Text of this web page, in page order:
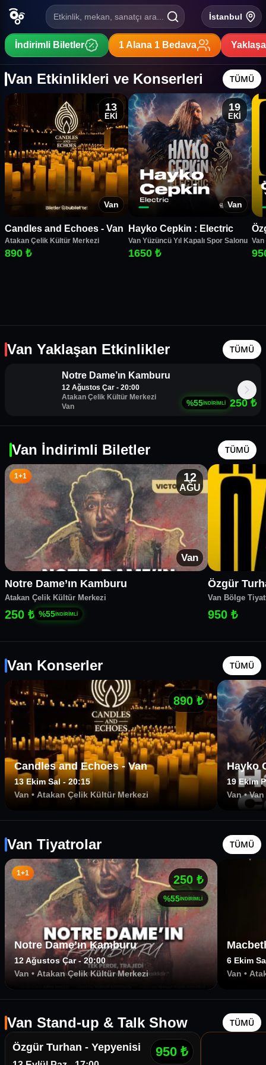
Etkinlik, mekan, sanatçı ara... İstanbul
İndirimli Biletler 1 Alana 1 Bedava
Van Etkinlikleri ve Konserleri TÜMÜ
13
EKİ
Van
Candles and Echoes - Van
Atakan Çelik Kültür Merkezi
890 ₺
19
EKİ
Van
Hayko Cepkin : Electric
Van Yüzüncü Yıl Kapalı Spor Salonu
1650 ₺
Van Yaklaşan Etkinlikler TÜMÜ
Notre Dame’ın Kamburu
12 Ağustos Çar - 20:00
Atakan Çelik Kültür Merkezi
Van
%55İNDİRİMLİ 250₺
Van İndirimli Biletler TÜMÜ
12
AĞU
Van
1+1
Notre Dame’ın Kamburu
Atakan Çelik Kültür Merkezi
250 ₺ %55İNDİRİMLİ
Özgür
Van Bölge
950 ₺
Van Konserler TÜMÜ
890₺
Candles and Echoes - Van
13 Ekim Sal - 20:15
Van• Atakan Çelik Kültür Merkezi
Hayko
19 Ekim
Van•
Van Tiyatrolar TÜMÜ
1+1 250 ₺
%55İNDİRİMLİ
Notre Dame’ın Kamburu
12 Ağustos Çar - 20:00
Van • Atakan Çelik Kültür Merkezi
6 Ekim
Van •
Van Stand-up & Talk Show TÜMÜ
950 ₺
Van
Özgür Turhan - Yepyenisi